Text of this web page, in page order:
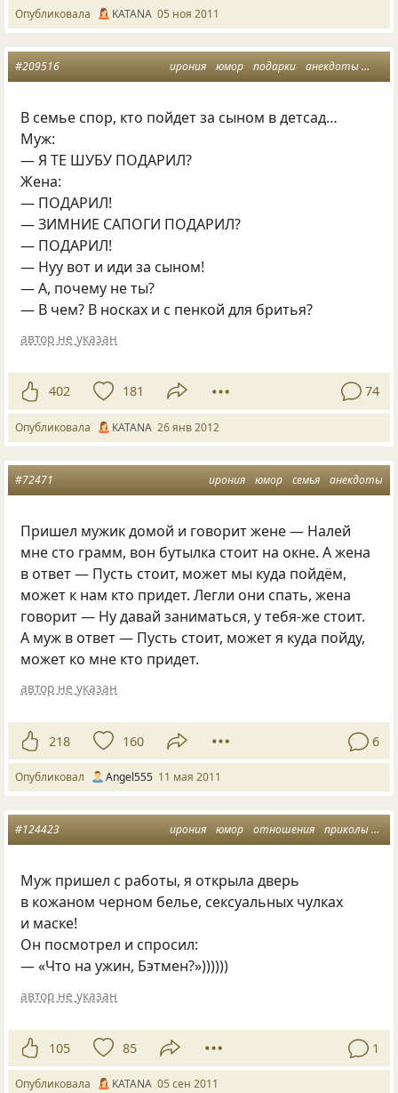
Опубликовала KATANA 05 ноя 2011
ирония юмор подарки анекдоты муж
#209516
В семье спор, кто пойдет за сыном в детсад…
Муж:
— Я ТЕ ШУБУ ПОДАРИЛ?
Жена:
— ПОДАРИЛ!
— ЗИМНИЕ САПОГИ ПОДАРИЛ?
— ПОДАРИЛ!
— Нуу вот и иди за сыном!
— А, почему не ты?
— В чем? В носках и с пенкой для бритья?
автор не указан
402 181 74
Опубликовала KATANA 26 янв 2012
ирония юмор семья анекдоты
#72471
Пришел мужик домой и говорит жене — Налей
мне сто грамм, вон бутылка стоит на окне. А жена
в ответ — Пусть стоит, может мы куда пойдём,
может к нам кто придет. Легли они спать, жена
говорит — Ну давай заниматься, у тебя-же стоит.
А муж в ответ — Пусть стоит, может я куда пойду,
может ко мне кто придет.
автор не указан
218 160 6
Опубликовал Аngel555 11 мая 2011
ирония юмор отношения приколы
#124423
Муж пришел с работы, я открыла дверь
в кожаном черном белье, сексуальных чулках
и маске!
Он посмотрел и спросил:
— «Что на ужин, Бэтмен?»))))))
автор не указан
105 85 1
Опубликовала KATANA 05 сен 2011